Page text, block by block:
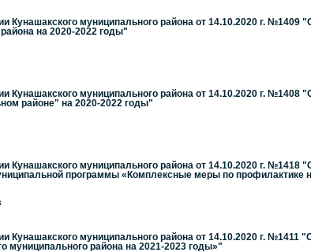
Кунашакского муниципального района от 14.10.2020 г.
на 2020-2022 годы"
Кунашакского муниципального района от 14.10.2020 г.
районе" на 2020-2022 годы"
Кунашакского муниципального района от 14.10.2020 г. №1418
программы «Комплексные меры по профилактике
Кунашакского муниципального района от 14.10.2020 г.
муниципального района на 2021-2023 годы»"